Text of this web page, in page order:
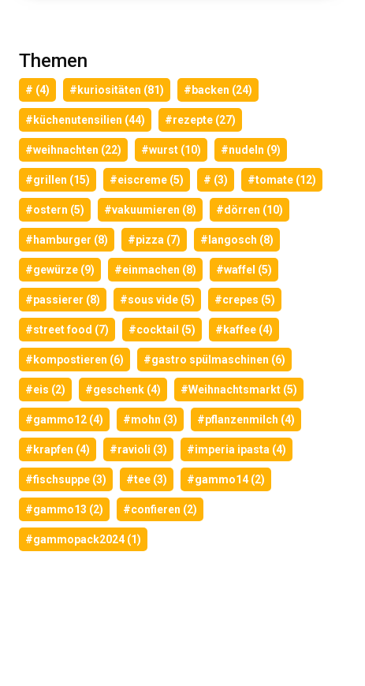
Themen
# (4) #kuriositäten (81) #backen (24)
#küchenutensilien (44) #rezepte (27)
#weihnachten (22) #wurst (10) #nudeln (9)
#grillen (15) #eiscreme (5) # (3) #tomate (12)
#ostern (5) #vakuumieren (8) #dörren (10)
#hamburger (8) #pizza (7) #langosch (8)
#gewürze (9) #einmachen (8) #waffel (5)
#passierer (8) #sous vide (5) #crepes (5)
#street food (7) #cocktail (5) #kaffee (4)
#kompostieren (6) #gastro spülmaschinen (6)
#eis (2) #geschenk (4) #Weihnachtsmarkt (5)
#gammo12 (4) #mohn (3) #pflanzenmilch (4)
#krapfen (4) #ravioli (3) #imperia ipasta (4)
#fischsuppe (3) #tee (3) #gammo14 (2)
#gammo13 (2) #confieren (2)
#gammopack2024 (1)